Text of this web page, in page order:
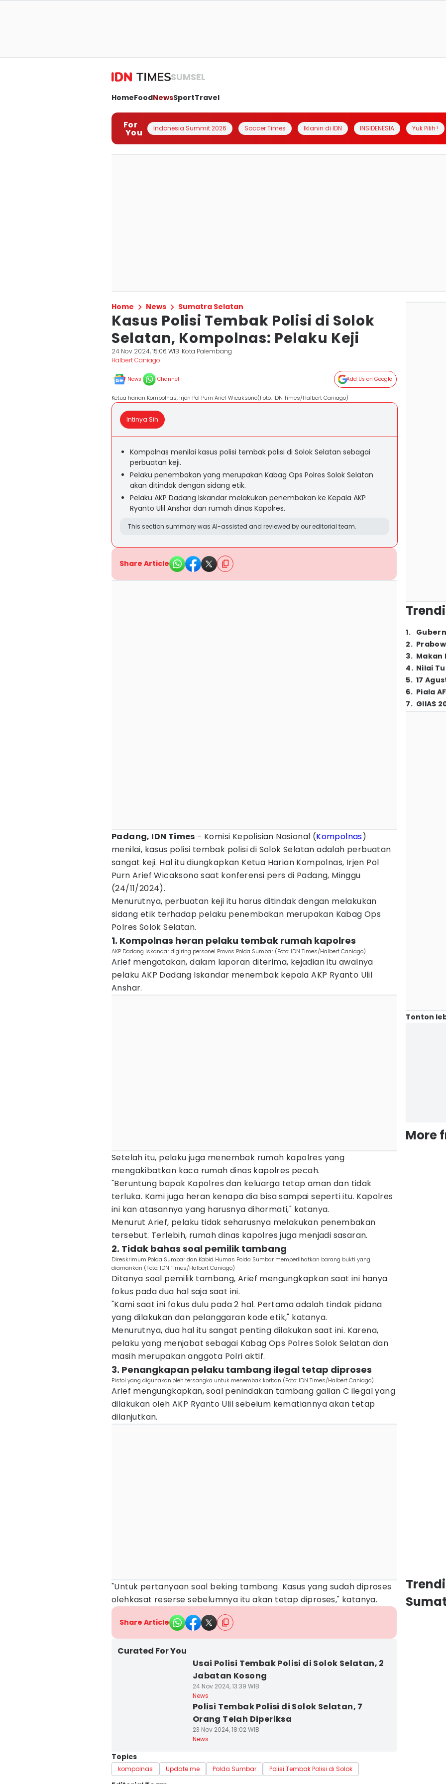
SUMSEL
HomeFoodNewsSportTravel
For
You Indonesia Summit 2026 Soccer Times Iklanin di IDN INSIDENESIA Yuk Pilih !
Home News Sumatra Selatan
Kasus Polisi Tembak Polisi di Solok
Selatan, Kompolnas: Pelaku Keji
24 Nov 2024, 15:06 WIB Kota Palembang
Halbert Caniago
News Channel Add Us on Google
Ketua harian Kompolnas, Irjen Pol Purn Arief Wicaksono(Foto: IDN Times/Halbert Caniago)
Intinya Sih
Kompolnas menilai kasus polisi tembak polisi di Solok Selatan sebagai
perbuatan keji.
Pelaku penembakan yang merupakan Kabag Ops Polres Solok Selatan
akan ditindak dengan sidang etik.
Pelaku AKP Dadang Iskandar melakukan penembakan ke Kepala AKP
Ryanto Ulil Anshar dan rumah dinas Kapolres.
This section summary was AI-assisted and reviewed by our editorial team.
Share Article
Padang, IDN Times - Komisi Kepolisian Nasional (Kompolnas)
menilai, kasus polisi tembak polisi di Solok Selatan adalah perbuatan
sangat keji. Hal itu diungkapkan Ketua Harian Kompolnas, Irjen Pol
Purn Arief Wicaksono saat konferensi pers di Padang, Minggu
(24/11/2024).
Menurutnya, perbuatan keji itu harus ditindak dengan melakukan
sidang etik terhadap pelaku penembakan merupakan Kabag Ops
Polres Solok Selatan.
1. Kompolnas heran pelaku tembak rumah kapolres
AKP Dadang Iskandar digiring personel Provos Polda Sumbar (Foto: IDN Times/Halbert Caniago)
Arief mengatakan, dalam laporan diterima, kejadian itu awalnya
pelaku AKP Dadang Iskandar menembak kepala AKP Ryanto Ulil
Anshar.
Setelah itu, pelaku juga menembak rumah kapolres yang
mengakibatkan kaca rumah dinas kapolres pecah.
"Beruntung bapak Kapolres dan keluarga tetap aman dan tidak
terluka. Kami juga heran kenapa dia bisa sampai seperti itu. Kapolres
ini kan atasannya yang harusnya dihormati," katanya.
Menurut Arief, pelaku tidak seharusnya melakukan penembakan
tersebut. Terlebih, rumah dinas kapolres juga menjadi sasaran.
2. Tidak bahas soal pemilik tambang
Direskrimum Polda Sumbar dan Kabid Humas Polda Sumbar memperlihatkan barang bukti yang
diamankan (Foto: IDN Times/Halbert Caniago)
Ditanya soal pemilik tambang, Arief mengungkapkan saat ini hanya
fokus pada dua hal saja saat ini.
"Kami saat ini fokus dulu pada 2 hal. Pertama adalah tindak pidana
yang dilakukan dan pelanggaran kode etik," katanya.
Menurutnya, dua hal itu sangat penting dilakukan saat ini. Karena,
pelaku yang menjabat sebagai Kabag Ops Polres Solok Selatan dan
masih merupakan anggota Polri aktif.
3. Penangkapan pelaku tambang ilegal tetap diproses
Pistol yang digunakan oleh tersangka untuk menembak korban (Foto: IDN Times/Halbert Caniago)
Arief mengungkapkan, soal penindakan tambang galian C ilegal yang
dilakukan oleh AKP Ryanto Ulil sebelum kematiannya akan tetap
dilanjutkan.
"Untuk pertanyaan soal beking tambang. Kasus yang sudah diproses
olehkasat reserse sebelumnya itu akan tetap diproses," katanya.
Share Article
Curated For You
Usai Polisi Tembak Polisi di Solok Selatan, 2
Jabatan Kosong
24 Nov 2024, 13:39 WIB
News
Polisi Tembak Polisi di Solok Selatan, 7
Orang Telah Diperiksa
23 Nov 2024, 18:02 WIB
News
Topics
kompolnas Update me Polda Sumbar Polisi Tembak Polisi di Solok
1.
2.
3. Makan
4. Nilai
5. 17
6. Piala
7. GIIAS
Tonton
More